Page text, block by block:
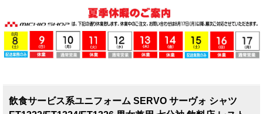
飲食サービス系ユニフォーム SERVO サーヴォ シャツ